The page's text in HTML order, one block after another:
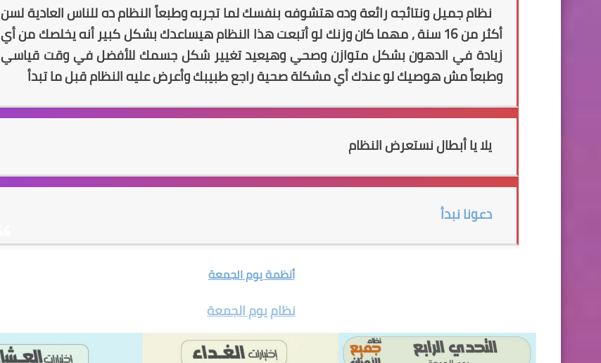
نظام جميل ونتائجه رائعة وده هتشوفه بنفسك لما تجربه وطبعاً النظام ده للناس العادية لسن
أكثر من 16 سنة , مهما كان وزنك لو أتبعت هذا النظام هيساعدك بشكل كبير أنه يخلصك من أي
زيادة في الدهون بشكل متوازن وصحي وهيعيد تغيير شكل جسمك للأفضل في وقت قياسي
وطبعاً مش هوصيك لو عندك أي مشكلة صحية راجع طبيبك وأعرض عليه النظام قبل ما تبدأ
يلا يا أبطال نستعرض النظام
دعونا نبدأ
أنظمة يوم الجمعة
نظام يوم الجمعة